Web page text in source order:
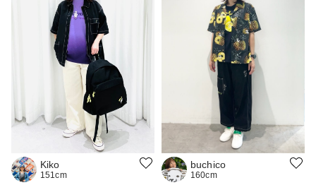
Kiko
151cm
buchico
160cm